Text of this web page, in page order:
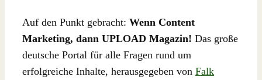
Auf den Punkt gebracht: Wenn Content
Marketing, dann UPLOAD Magazin! Das große
deutsche Portal für alle Fragen rund um
erfolgreiche Inhalte, herausgegeben von Falk